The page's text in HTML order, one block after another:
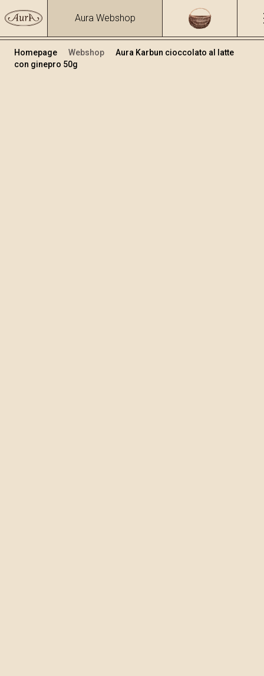
Aura Webshop
Homepage Webshop
Aura Karbun cioccolato al latte
con ginepro 50g